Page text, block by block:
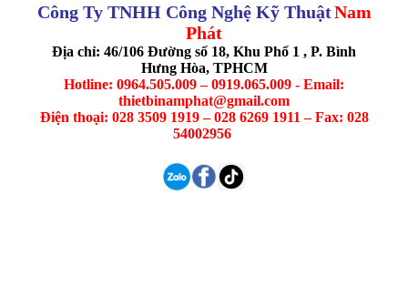
Công Ty TNHH Công Nghệ Kỹ ThuậtNam
Phát
Địa chỉ: 46/106 Đường số 18, Khu Phố 1 , P. Bình
Hưng Hòa, TPHCM
Hotline: 0964.505.009 – 0919.065.009 - Email:
thietbinamphat@gmail.com
Điện thoại: 028 3509 1919 – 028 6269 1911 – Fax: 028
54002956